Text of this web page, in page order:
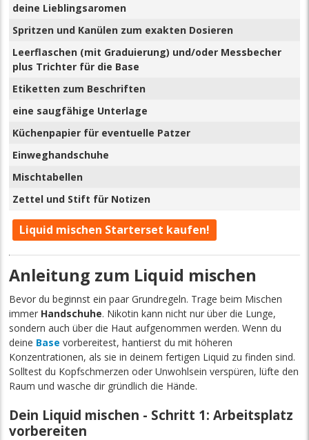
deine Lieblingsaromen
Spritzen und Kanülen zum exakten Dosieren
Leerflaschen (mit Graduierung) und/oder Messbecher
plus Trichter für die Base
Etiketten zum Beschriften
eine saugfähige Unterlage
Küchenpapier für eventuelle Patzer
Einweghandschuhe
Mischtabellen
Zettel und Stift für Notizen
Liquid mischen Starterset kaufen!
Anleitung zum Liquid mischen
Bevor du beginnst ein paar Grundregeln. Trage beim Mischen
immer Handschuhe. Nikotin kann nicht nur über die Lunge,
sondern auch über die Haut aufgenommen werden. Wenn du
deine Base vorbereitest, hantierst du mit höheren
Konzentrationen, als sie in deinem fertigen Liquid zu finden sind.
Solltest du Kopfschmerzen oder Unwohlsein verspüren, lüfte den
Raum und wasche dir gründlich die Hände.
Dein Liquid mischen - Schritt 1: Arbeitsplatz
vorbereiten